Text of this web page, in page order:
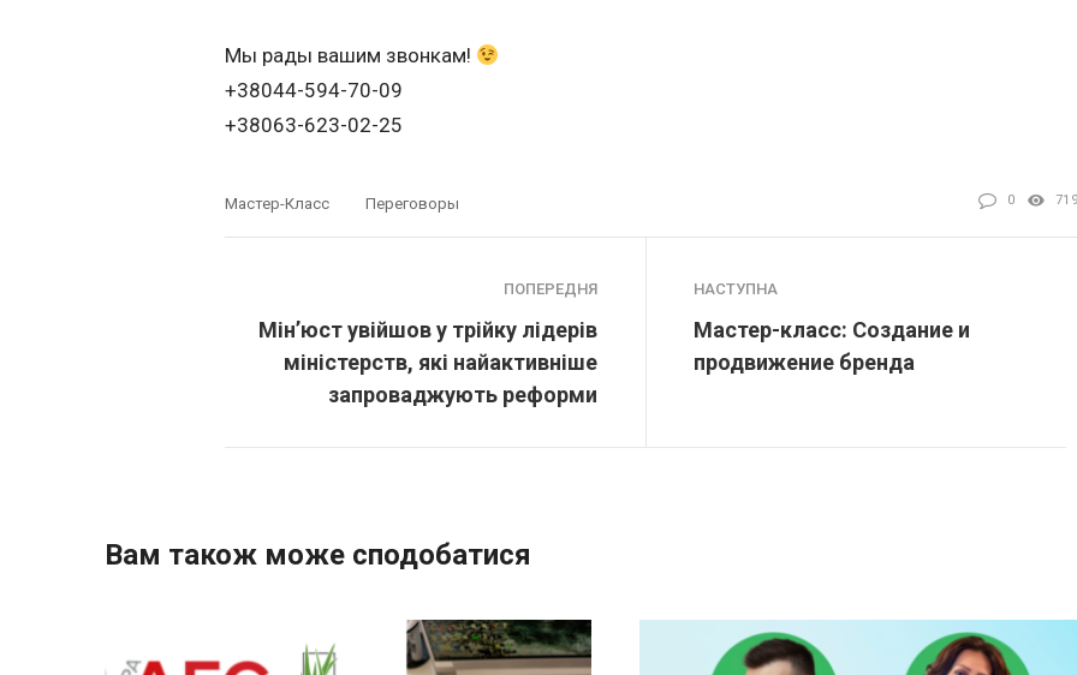
Мы рады вашим звонкам!
+38044-594-70-09
+38063-623-02-25
Мастер-Класс Переговоры 0 719
ПОПЕРЕДНЯ
Мін’юст увійшов у трійку лідерів
міністерств, які найактивніше
запроваджують реформи
НАСТУПНА
Мастер-класс: Создание и
продвижение бренда
Вам також може сподобатися